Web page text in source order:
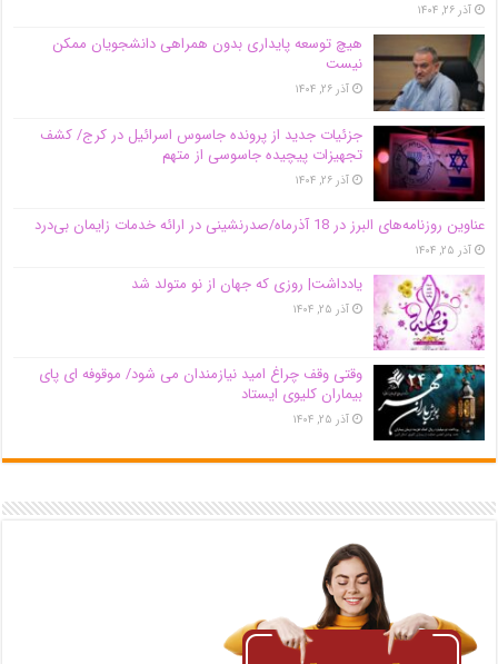
آذر ۲۶, ۱۴۰۴
هیچ توسعه پایداری بدون همراهی دانشجویان ممکن
نیست
آذر ۲۶, ۱۴۰۴
جزئیات جدید از پرونده جاسوس اسرائیل در کرج/‌ کشف
تجهیزات پیچیده جاسوسی از متهم
آذر ۲۶, ۱۴۰۴
عناوین روزنامه‌های البرز در ‌18 آذرماه/صدرنشینی در ارائه خدمات زایمان بی‌درد
آذر ۲۵, ۱۴۰۴
یادداشت| روزی که جهان از نو متولد شد
آذر ۲۵, ۱۴۰۴
وقتی وقف چراغ امید نیازمندان می شود/ موقوفه ای پای
بیماران کلیوی ایستاد
آذر ۲۵, ۱۴۰۴